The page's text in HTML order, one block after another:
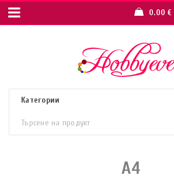
0.00€
А4